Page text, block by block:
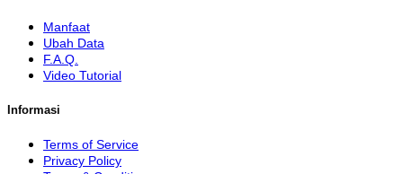
Manfaat
Ubah Data
F.A.Q.
Video Tutorial
Informasi
Terms of Service
Privacy Policy